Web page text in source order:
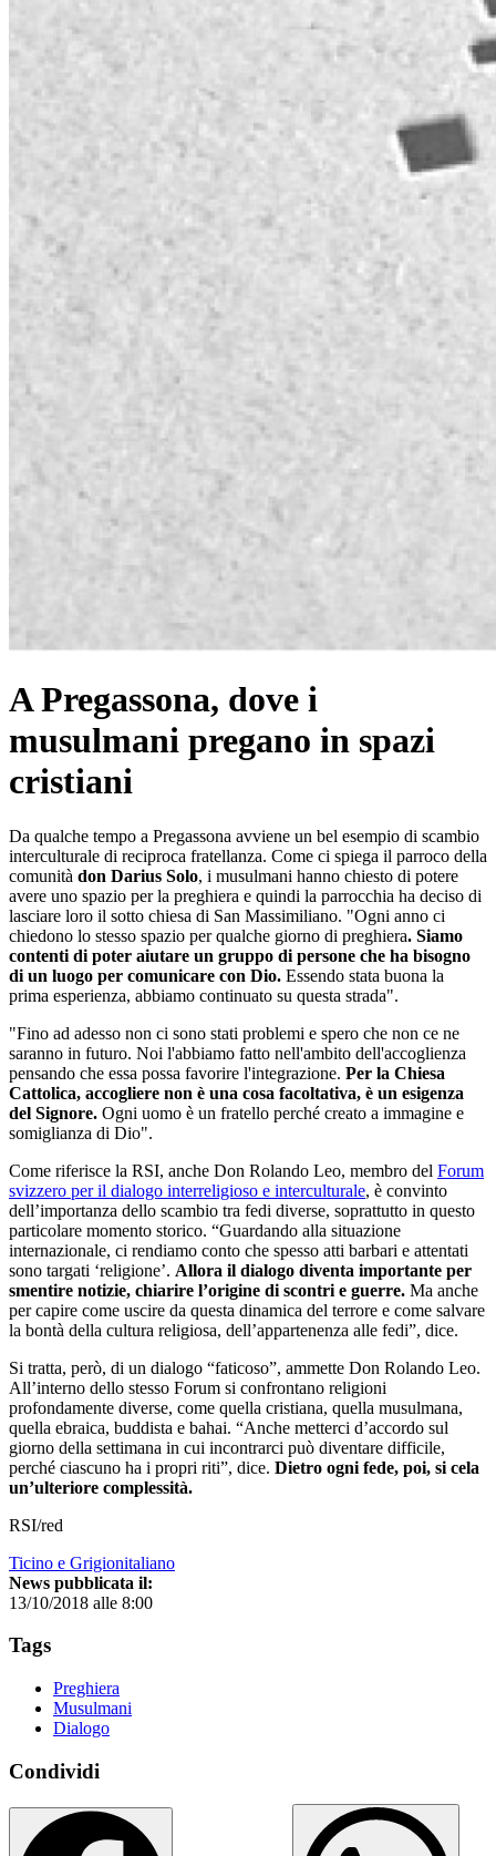
A Pregassona, dove i
musulmani pregano in spazi
cristiani
Da qualche tempo a Pregassona avviene un bel esempio di scambio
interculturale di reciproca fratellanza. Come ci spiega il parroco della
comunità don Darius Solo, i musulmani hanno chiesto di potere
avere uno spazio per la preghiera e quindi la parrocchia ha deciso di
lasciare loro il sotto chiesa di San Massimiliano. "Ogni anno ci
chiedono lo stesso spazio per qualche giorno di preghiera. Siamo
contenti di poter aiutare un gruppo di persone che ha bisogno
di un luogo per comunicare con Dio. Essendo stata buona la
prima esperienza, abbiamo continuato su questa strada".
"Fino ad adesso non ci sono stati problemi e spero che non ce ne
saranno in futuro. Noi l'abbiamo fatto nell'ambito dell'accoglienza
pensando che essa possa favorire l'integrazione. Per la Chiesa
Cattolica, accogliere non è una cosa facoltativa, è un esigenza
del Signore. Ogni uomo è un fratello perché creato a immagine e
somiglianza di Dio".
Come riferisce la RSI, anche Don Rolando Leo, membro del Forum
svizzero per il dialogo interreligioso e interculturale, è convinto
dell’importanza dello scambio tra fedi diverse, soprattutto in questo
particolare momento storico. “Guardando alla situazione
internazionale, ci rendiamo conto che spesso atti barbari e attentati
sono targati ‘religione’. Allora il dialogo diventa importante per
smentire notizie, chiarire l’origine di scontri e guerre. Ma anche
per capire come uscire da questa dinamica del terrore e come salvare
la bontà della cultura religiosa, dell’appartenenza alle fedi”, dice.
Si tratta, però, di un dialogo “faticoso”, ammette Don Rolando Leo.
All’interno dello stesso Forum si confrontano religioni
profondamente diverse, come quella cristiana, quella musulmana,
quella ebraica, buddista e bahai. “Anche metterci d’accordo sul
giorno della settimana in cui incontrarci può diventare difficile,
perché ciascuno ha i propri riti”, dice. Dietro ogni fede, poi, si cela
un’ulteriore complessità.
RSI/red
Ticino e Grigionitaliano
News pubblicata il:
13/10/2018 alle 8:00
Tags
Preghiera
Musulmani
Dialogo
Condividi